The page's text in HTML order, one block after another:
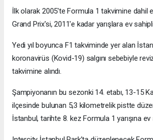
İlk olarak 2005'te Formula 1 takvimine dahil
Grand Prix'si, 2011'e kadar yarışlara ev
Yedi yıl boyunca F1 takviminde yer alan
koronavirüs (Kovid-19) salgını sebebiyle
takvimine alındı.
Şampiyonanın bu sezonki 14. etabı, 13-15
ilçesinde bulunan 5,3 kilometrelik pistte
İstanbul, tarihte 8. kez Formula 1 yarışına